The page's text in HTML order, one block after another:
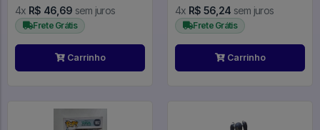
4x R$ 46,69 sem juros
Frete Grátis
Carrinho
4x R$ 56,24 sem juros
Frete Grátis
Carrinho